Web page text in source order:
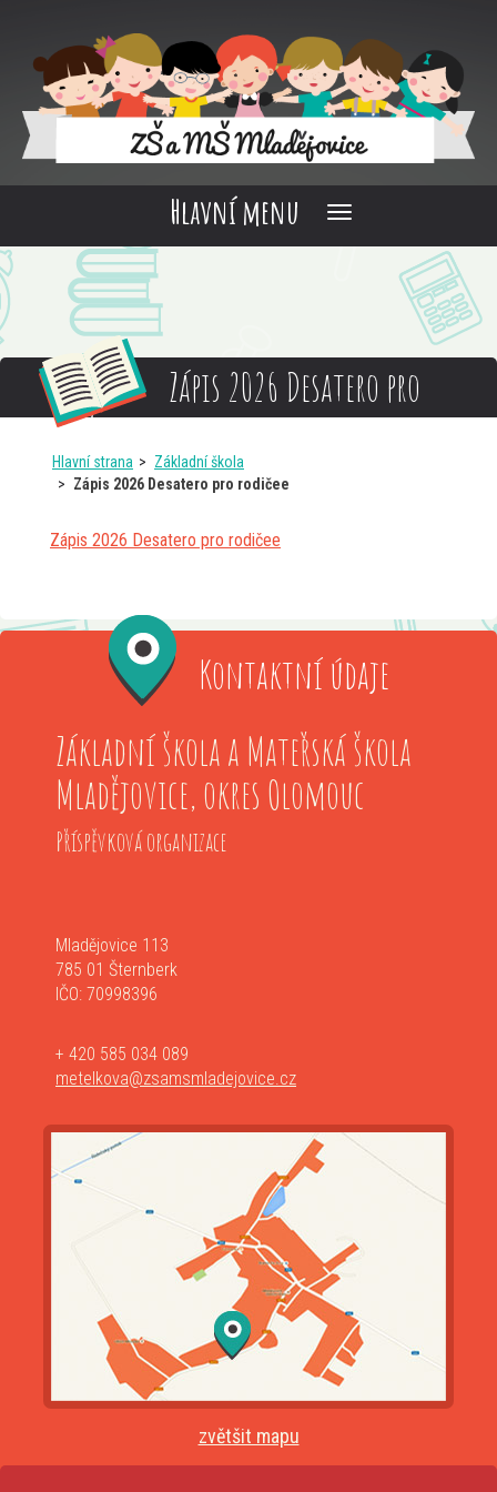
Hlavní menu
Zápis 2026 Desatero pro
rodičee
Hlavní strana
Základní škola
Zápis 2026 Desatero pro rodičee
Zápis 2026 Desatero pro rodičee
Kontaktní údaje
Základní škola a Mateřská škola
Mladějovice, okres Olomouc
Příspěvková organizace
Mladějovice 113
785 01 Šternberk
IČO: 70998396
+ 420 585 034 089
metelkova@zsamsmladejovice.cz
zvětšit mapu